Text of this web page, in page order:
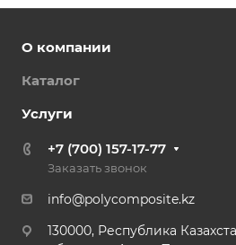
О компании
Каталог
Услуги
+7 (700) 157-17-77
Заказать звонок
info@polycomposite.kz
130000, Республика